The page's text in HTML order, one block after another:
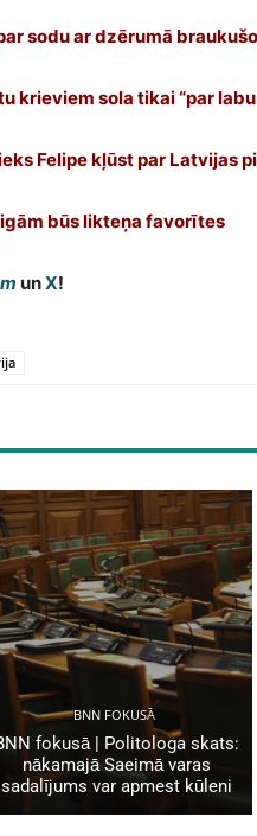
sodu ar dzērumā
krieviem sola tikai “par
Felipe kļūst par Latvijas
būs likteņa favorītes
unX!
BNN FOKUSĀ
fokusā | Politologa skats:
nākamajā Saeimā varas
sadalījums var apmest kūleni